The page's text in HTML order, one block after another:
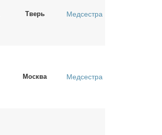
Тверь Медсестра
Москва Медсестра